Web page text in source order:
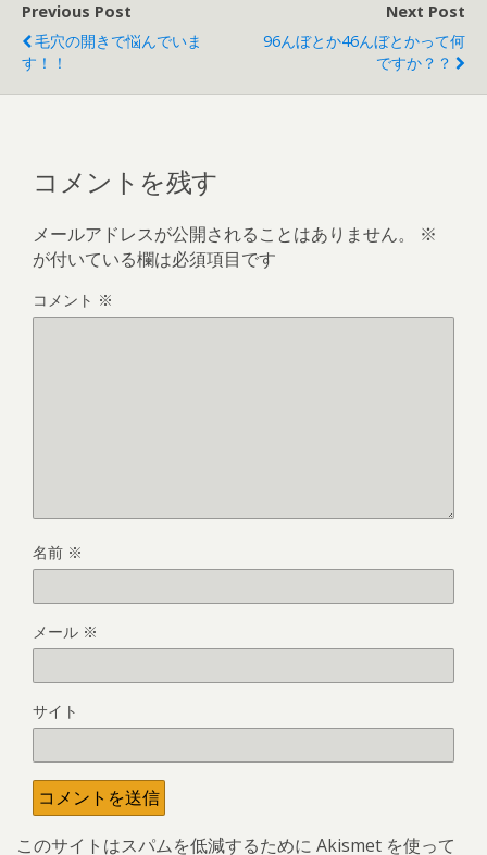
Previous Post
毛穴の開きで悩んでいま
す！！
Next Post
96んぼとか46んぼとかって何
ですか？？
コメントを残す
メールアドレスが公開されることはありません。
※
が付いている欄は必須項目です
コメント ※
名前 ※
メール ※
サイト
このサイトはスパムを低減するために Akismet を使って